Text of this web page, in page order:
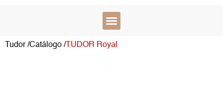
Tudor /Catálogo / TUDOR Royal